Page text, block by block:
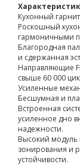
Кухонный
Роскошный
гармоничными
Благородная
и сдержанная
Направляющие
свыше 60 000
Усиленные
Бесшумная и
Встроенная
усиленное дно
надежности.
Высокий модуль
зонирования и
устойчивости.